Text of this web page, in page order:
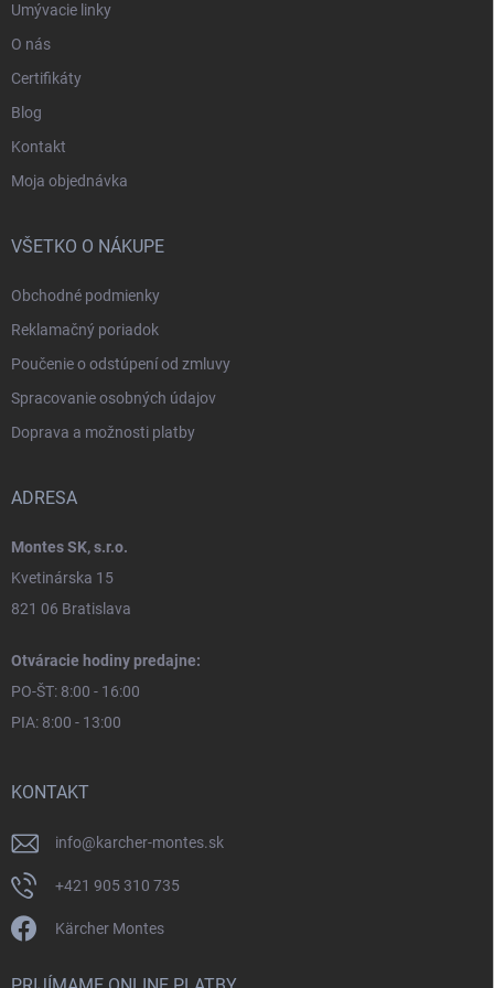
Umývacie linky
O nás
Certifikáty
Blog
Kontakt
Moja objednávka
VŠETKO O NÁKUPE
Obchodné podmienky
Reklamačný poriadok
Poučenie o odstúpení od zmluvy
Spracovanie osobných údajov
Doprava a možnosti platby
ADRESA
Montes SK, s.r.o.
Kvetinárska 15
821 06 Bratislava
Otváracie hodiny predajne:
PO-ŠT: 8:00 - 16:00
PIA: 8:00 - 13:00
KONTAKT
info@karcher-montes.sk
+421 905 310 735
Kärcher Montes